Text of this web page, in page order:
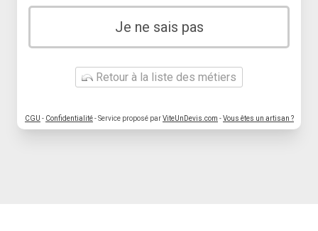
Je ne sais pas
Retour à la liste des métiers
CGU - Confidentialité- Service proposé parViteUnDevis.com -Vous êtes un artisan ?